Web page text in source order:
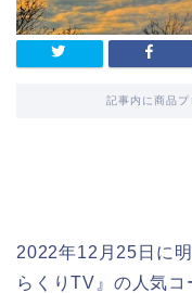
記事内に商品
2022年12月25日に
らくりTV』の人気コ